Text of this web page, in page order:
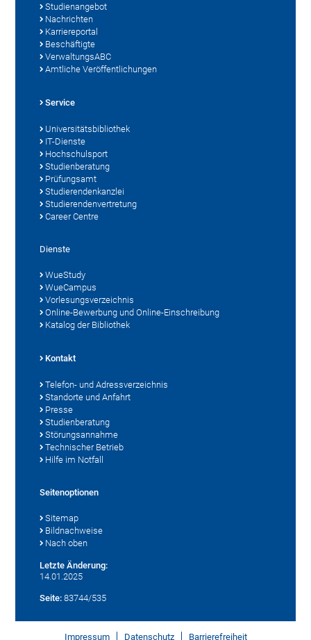
Studienangebot
Nachrichten
Karriereportal
Beschäftigte
VerwaltungsABC
Amtliche Veröffentlichungen
Service
Universitätsbibliothek
IT-Dienste
Hochschulsport
Studienberatung
Prüfungsamt
Studierendenkanzlei
Studierendenvertretung
Career Centre
Dienste
WueStudy
WueCampus
Vorlesungsverzeichnis
Online-Bewerbung und Online-Einschreibung
Katalog der Bibliothek
Kontakt
Telefon- und Adressverzeichnis
Standorte und Anfahrt
Presse
Studienberatung
Störungsannahme
Technischer Betrieb
Hilfe im Notfall
Seitenoptionen
Sitemap
Bildnachweise
Nach oben
Letzte Änderung:
14.01.2025
Seite: 83744/535
Impressum Datenschutz Barrierefreiheit